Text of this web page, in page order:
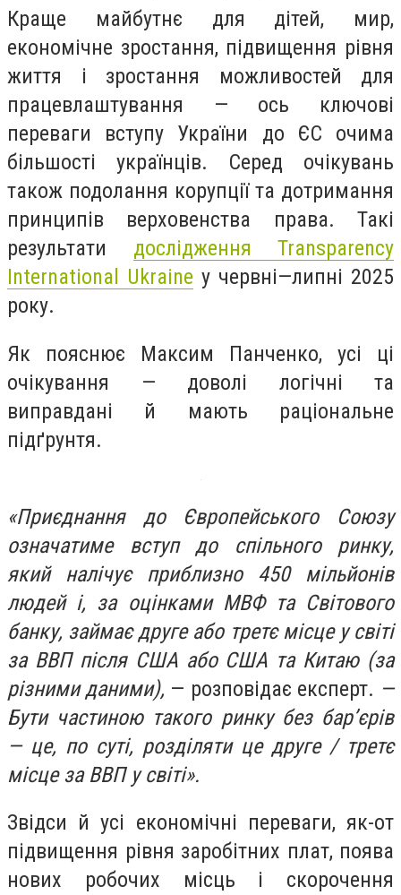
Краще майбутнє для дітей, мир,
економічне зростання, підвищення рівня
життя і зростання можливостей для
працевлаштування — ось ключові
переваги вступу України до ЄС очима
більшості українців. Серед очікувань
також подолання корупції та дотримання
принципів верховенства права. Такі
результати дослідження Transparency
International Ukraine у червні—липні 2025
року.
Як пояснює Максим Панченко, усі ці
очікування — доволі логічні та
виправдані й мають раціональне
підґрунтя.
«Приєднання до Європейського Союзу
означатиме вступ до спільного ринку,
який налічує приблизно 450 мільйонів
людей і, за оцінками МВФ та Світового
банку, займає друге або третє місце у світі
за ВВП після США або США та Китаю (за
різними даними), — розповідає експерт. —
Бути частиною такого ринку без бар’єрів
— це, по суті, розділяти це друге / третє
місце за ВВП у світі».
Звідси й усі економічні переваги, як-от
підвищення рівня заробітних плат, поява
нових робочих місць і скорочення